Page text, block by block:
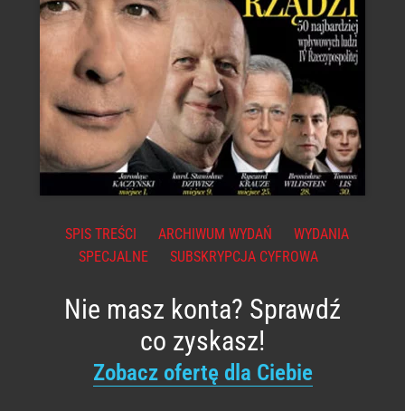
SPIS TREŚCI ARCHIWUM WYDAŃ
WYDANIA
SPECJALNE
SUBSKRYPCJA CYFROWA
Nie masz konta? Sprawdź
co zyskasz!
Zobacz ofertę dla Ciebie